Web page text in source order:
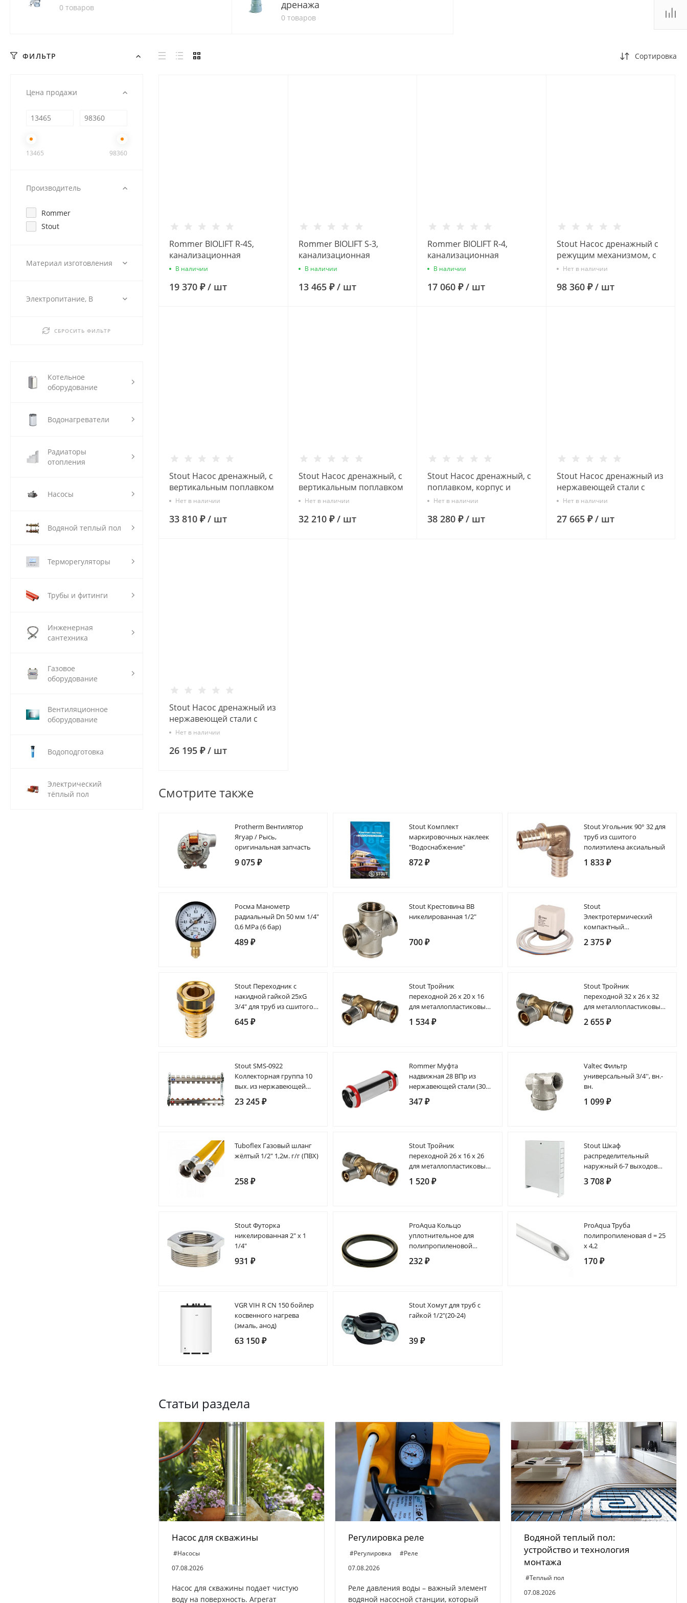
0 товаров
дренажа
0 товаров
ФИЛЬТР
Цена продажи
13465 98360
Производитель
Rommer
Stout
Материал изготовления
Электропитание, В
СБРОСИТЬ ФИЛЬТР
Котельное
оборудование
Водонагреватели
Радиаторы
отопления
Насосы
Водяной теплый пол
Терморегуляторы
Трубы и фитинги
Инженерная
сантехника
Газовое
оборудование
Вентиляционное
оборудование
Водоподготовка
Электрический
тёплый пол
Сортировка
Rommer BIOLIFT R-4S,
канализационная
насосная установка
В наличии
19 370 ₽/ шт
Rommer BIOLIFT S-3,
канализационная
насосная установка
В наличии
13 465 ₽/ шт
Rommer BIOLIFT R-4,
канализационная
насосная установка
В наличии
17 060 ₽/ шт
Stout Насос дренажный с
режущим механизмом, с
полавком, корпус чугун-
H=14,5)
Нет в наличии
98 360 ₽/ шт
Stout Насос дренажный, с
вертикальным поплавком
(Q=175 л/мин, H=8,8)
Нет в наличии
33 810 ₽/ шт
Stout Насос дренажный, с
вертикальным поплавком
(Q=150 л/мин, H=7,2)
Нет в наличии
32 210 ₽/ шт
Stout Насос дренажный, с
поплавком, корпус и
рабочее колесо из
(Q=175 л/мин, H=7,1
Нет в наличии
38 280 ₽/ шт
Stout Насос дренажный из
нержавеющей стали с
поплавком (Q=170 л/мин,
Нет в наличии
27 665 ₽/ шт
Stout Насос дренажный из
нержавеющей стали с
поплавком (Q=150 л/мин,
Нет в наличии
26 195 ₽/ шт
Смотрите также
Protherm Вентилятор
Ягуар / Рысь,
оригинальная запчасть
9 075 ₽
Stout Комплект
маркировочных наклеек
"Водоснабжение"
872 ₽
Stout Угольник 90° 32 для
труб из сшитого
полиэтилена аксиальный
1 833 ₽
Росма Манометр
радиальный Dn 50 мм 1/4"
0,6 MPa (6 бар)
489 ₽
Stout Крестовина ВВ
никелированная 1/2"
700 ₽
Stout
Электротермический
компактный
сервопривод, нормально
закрытый, 230 B
2 375 ₽
Stout Переходник с
накидной гайкой 25xG
3/4" для труб из сшитого
полиэтилена аксиальный
645 ₽
Stout Тройник
переходной 26 х 20 х 16
для металлопластиковых
труб прессовой
1 534 ₽
Stout Тройник
переходной 32 х 26 х 32
для металлопластиковых
труб прессовой
2 655 ₽
Stout SMS-0922
Коллекторная группа 10
вых. из нержавеющей
стали (без расходомеров)
23 245 ₽
Rommer Муфта
надвижная 28 ВПр из
нержавеющей стали (304),
кольцо из EPDM
347 ₽
Valtec Фильтр
универсальный 3/4'', вн.-
вн.
1 099 ₽
Tuboflex Газовый шланг
жёлтый 1/2" 1,2м. г/г (ПВХ)
258 ₽
Stout Тройник
переходной 26 х 16 х 26
для металлопластиковых
труб прессовой
1 520 ₽
Stout Шкаф
распределительный
наружный 6-7 выходов
(ШРН-2) 651х120х554
3 708 ₽
Stout Футорка
никелированная 2" х 1
1/4"
931 ₽
ProAqua Кольцо
уплотнительное для
полипропиленовой
американки 40 EPDM
232 ₽
ProAqua Труба
полипропиленовая d = 25
х 4,2
170 ₽
VGR VIH R CN 150 бойлер
косвенного нагрева
(эмаль, анод)
63 150 ₽
Stout Хомут для труб с
гайкой 1/2"(20-24)
39 ₽
Статьи раздела
Насос для скважины
#Насосы
07.08.2026
Насос для скважины подает чистую
воду на поверхность. Агрегат
Регулировка реле
#Регулировка
#Реле
07.08.2026
Реле давления воды – важный элемент
водяной насосной станции, который
Водяной теплый пол:
устройство и технология
монтажа
#Теплый пол
07.08.2026